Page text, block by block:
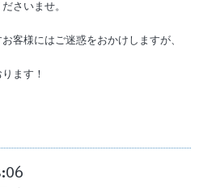
さいませ。
客様にはご迷惑をおかけしますが、
ます！